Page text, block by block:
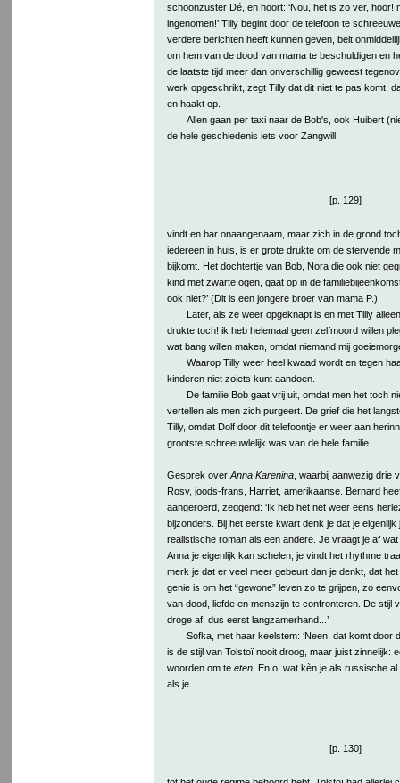
schoonzuster Dé, en hoort: ‘Nou, het is zo ver, hoor!
ingenomen!’ Tilly begint door de telefoon te
verdere berichten heeft kunnen geven, belt
om hem van de dood van mama te beschuldigen en
de laatste tijd meer dan onverschillig geweest
werk opgeschrikt, zegt Tilly dat dit niet te pas komt,
en haakt op.
Allen gaan per taxi naar de Bob's, ook Huibert
de hele geschiedenis iets voor Zangwill
[p. 129]
vindt en bar onaangenaam, maar zich in de grond
iedereen in huis, is er grote drukte om de stervende
bijkomt. Het dochtertje van Bob, Nora die ook niet
kind met zwarte ogen, gaat op in de
ook niet?’ (Dit is een jongere broer van mama P.)
Later, als ze weer opgeknapt is en met Tilly
drukte toch! ik heb helemaal geen zelfmoord willen
wat bang willen maken, omdat niemand mij
Waarop Tilly weer heel kwaad wordt en tegen
kinderen niet zoiets kunt aandoen.
De familie Bob gaat vrij uit, omdat men het toch
vertellen als men zich purgeert. De grief die het
Tilly, omdat Dolf door dit telefoontje er weer aan
grootste schreeuwlelijk was van de hele familie.
Gesprek over Anna Karenina, waarbij aanwezig drie
Rosy, joods-frans, Harriet, amerikaanse. Bernard
aangeroerd, zeggend: ‘Ik heb het net weer eens
bijzonders. Bij het eerste kwart denk je dat je
realistische roman als een andere. Je vraagt je af
Anna je eigenlijk kan schelen, je vindt het rhythme
merk je dat er veel meer gebeurt dan je denkt, dat
genie is om het “gewone” leven zo te grijpen, zo
van dood, liefde en menszijn te confronteren. De stijl
droge af, dus eerst langzamerhand...’
Sofka, met haar keelstem: ‘Neen, dat komt door
is de stijl van Tolstoï nooit droog, maar juist zinnelijk:
woorden om te eten. En o! wat kèn je als russische
als je
[p. 130]